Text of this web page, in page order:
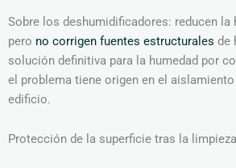
Sobre los deshumidificadores: reducen la
pero no corrigen fuentes estructurales de
solución definitiva para la humedad por
el problema tiene origen en el
edificio.
Protección de la superficie tras la